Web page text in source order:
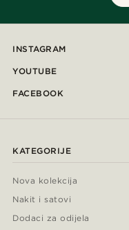
INSTAGRAM
YOUTUBE
FACEBOOK
KATEGORIJE
Nova kolekcija
Nakit i satovi
Dodaci za odijela